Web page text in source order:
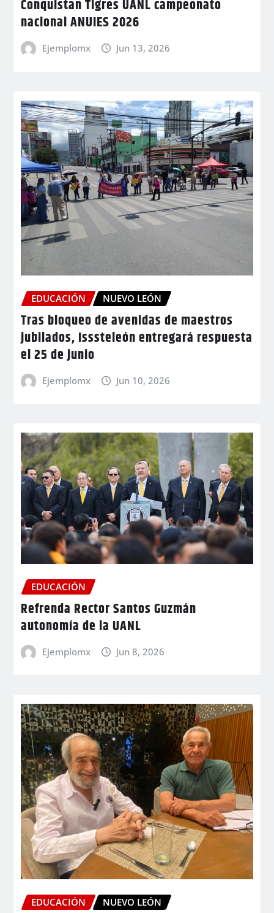
Conquistan Tigres UANL campeonato
nacional ANUIES 2026
Ejemplomx Jun 13, 2026
EDUCACIÓN NUEVO LEÓN
Tras bloqueo de avenidas de maestros
jubilados, Isssteleón entregará respuesta
el 25 de junio
Ejemplomx Jun 10, 2026
EDUCACIÓN
Refrenda Rector Santos Guzmán
autonomía de la UANL
Ejemplomx Jun 8, 2026
EDUCACIÓN NUEVO LEÓN